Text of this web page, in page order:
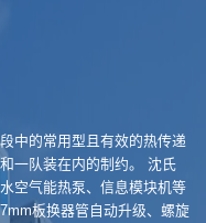
中的常用型且有效的热传递
一队装在内的制约。 沈氏
空气能热泵、信息模块机等
板换器管自动升级、螺旋